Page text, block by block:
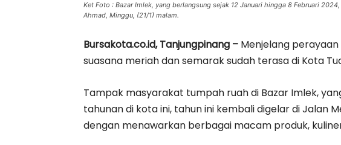
Ket Foto : Bazar Imlek, yang berlangsung sejak 12 Januari hingga 8 Februari
Ahmad, Minggu, (21/1) malam.
Bursakota.co.id, Tanjungpinang – Menjelang
suasana meriah dan semarak sudah terasa di Kota
Tampak masyarakat tumpah ruah di Bazar Imlek,
tahunan di kota ini, tahun ini kembali digelar di Jalan
dengan menawarkan berbagai macam produk,